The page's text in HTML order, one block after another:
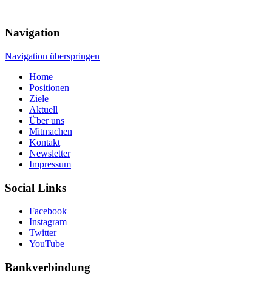
Navigation
Navigation überspringen
Home
Positionen
Ziele
Aktuell
Über uns
Mitmachen
Kontakt
Newsletter
Impressum
Social Links
Facebook
Instagram
Twitter
YouTube
Bankverbindung